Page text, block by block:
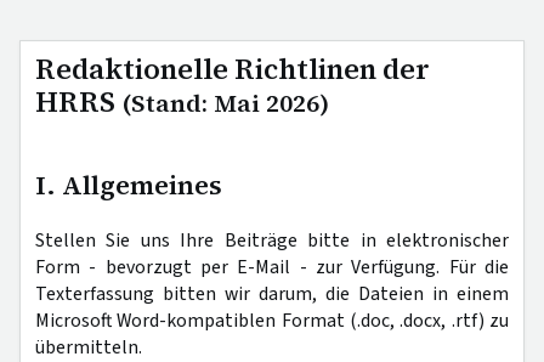
Redaktionelle Richtlinen der
HRRS (Stand: Mai 2026)
I. Allgemeines
Stellen Sie uns Ihre Beiträge bitte in elektronischer
Form - bevorzugt per E-Mail - zur Verfügung. Für die
Texterfassung bitten wir darum, die Dateien in einem
Microsoft Word-kompatiblen Format (.doc, .docx, .rtf) zu
übermitteln.